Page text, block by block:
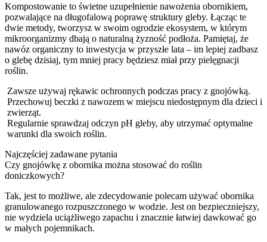
Kompostowanie to świetne uzupełnienie nawożenia obornikiem,
pozwalające na długofalową poprawę struktury gleby. Łącząc te
dwie metody, tworzysz w swoim ogrodzie ekosystem, w którym
mikroorganizmy dbają o naturalną żyzność podłoża. Pamiętaj, że
nawóz organiczny to inwestycja w przyszłe lata – im lepiej zadbasz
o glebę dzisiaj, tym mniej pracy będziesz miał przy pielęgnacji
roślin.
Zawsze używaj rękawic ochronnych podczas pracy z gnojówką.
Przechowuj beczki z nawozem w miejscu niedostępnym dla dzieci i
zwierząt.
Regularnie sprawdzaj odczyn pH gleby, aby utrzymać optymalne
warunki dla swoich roślin.
Najczęściej zadawane pytania
Czy gnojówkę z obornika można stosować do roślin
doniczkowych?
Tak, jest to możliwe, ale zdecydowanie polecam używać obornika
granulowanego rozpuszczonego w wodzie. Jest on bezpieczniejszy,
nie wydziela uciążliwego zapachu i znacznie łatwiej dawkować go
w małych pojemnikach.